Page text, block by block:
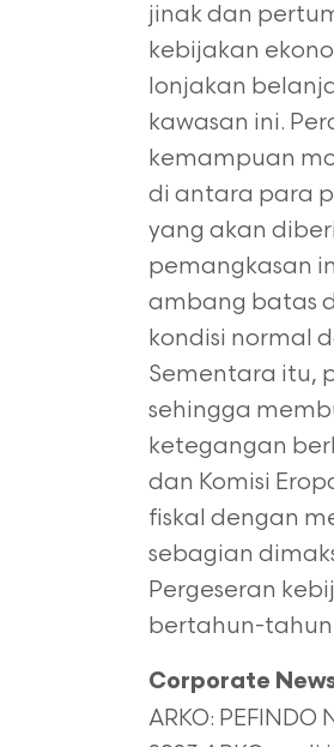
jinak dan
kebijakan
lonjakan
kawasan ini.
kemampuan
di antara para
yang akan
pemangkasan
ambang batas
kondisi normal
Sementara itu,
sehingga
ketegangan
dan Komisi
fiskal dengan
sebagian
Pergeseran
bertahun-tahun
Corporate
ARKO: